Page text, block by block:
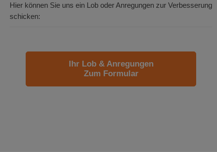
Hier können Sie uns ein Lob oder Anregungen zur Verbesserung
schicken:
Ihr Lob & Anregungen
Zum Formular